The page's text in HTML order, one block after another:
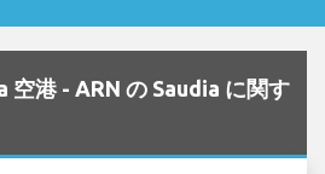
港 - ARN の Saudia に関す